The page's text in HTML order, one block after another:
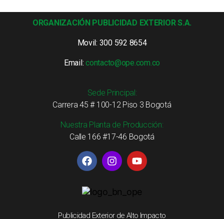
ORGANIZACIÓN PUBLICIDAD EXTERIOR S.A.
Movil: 300 592 8654
Email:contacto@ope.com.co
Sede Principal:
Carrera 45 # 100-12 Piso 3 Bogotá
Nuestra Planta de Producción:
Calle 166 #17-46 Bogotá
Publicidad Exterior de Alto Impacto